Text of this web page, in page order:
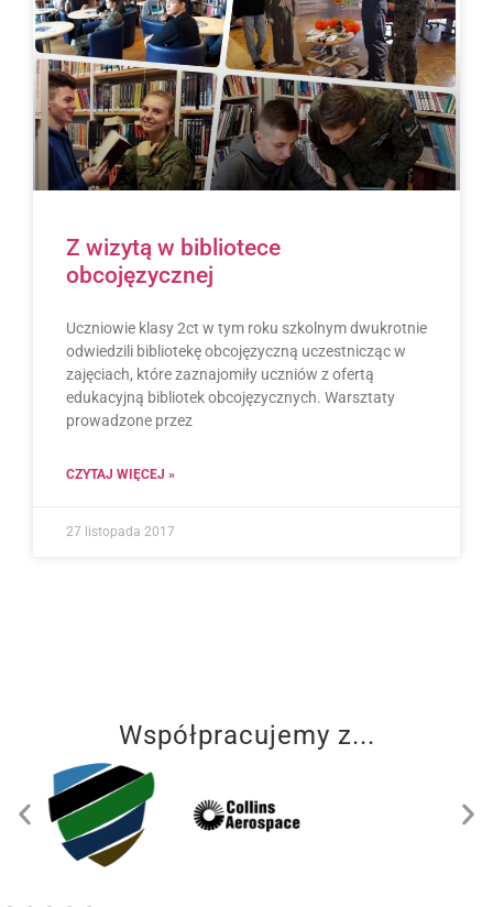
Z wizytą w bibliotece
obcojęzycznej
Uczniowie klasy 2ct w tym roku szkolnym dwukrotnie
odwiedzili bibliotekę obcojęzyczną uczestnicząc w
zajęciach, które zaznajomiły uczniów z ofertą
edukacyjną bibliotek obcojęzycznych. Warsztaty
prowadzone przez
CZYTAJ WIĘCEJ »
27 listopada 2017
Współpracujemy z...